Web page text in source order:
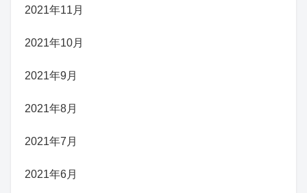
2021年11月
2021年10月
2021年9月
2021年8月
2021年7月
2021年6月